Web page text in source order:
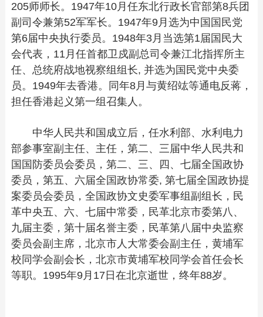
205师师长。1947年10月任东北行政长官部第8兵团
副司令兼第52军军长。1947年9月选为中国国民党
第6届中央执行委员。1948年3月当选第1届国民大
会代表，11月任首都卫戍副总司令兼江北指挥所主
任、总统府战地视察组组长, 并选为国民党中央委
员。1949年去香港。同年8月与黄绍竑等通电反蒋，
担任香港起义第一组召集人。
中华人民共和国成立后，任水利部、水利电力
部参事室副主任、主任，第二、三届中华人民共和
国国防委员会委员，第二、三、四、七届全国政协
委员，第五、六届全国政协常委, 第七届全国政协提
案委员会委员，全国政协文史委军事组副组长，民
革中央五、六、七届中常委，民革北京市委第八、
九届主委，第十届名誉主委，民革第八届中央监察
委员会副主席，北京市人大常委会副主任，黄埔军
校同学会副会长，北京市黄埔军校同学会首任会长
等职。1995年9月17日在北京逝世，终年88岁。